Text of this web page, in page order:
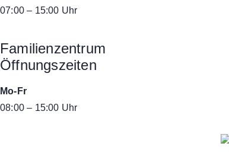
07:00 – 15:00 Uhr
Familienzentrum
Öffnungszeiten
Mo-Fr
08:00 – 15:00 Uhr